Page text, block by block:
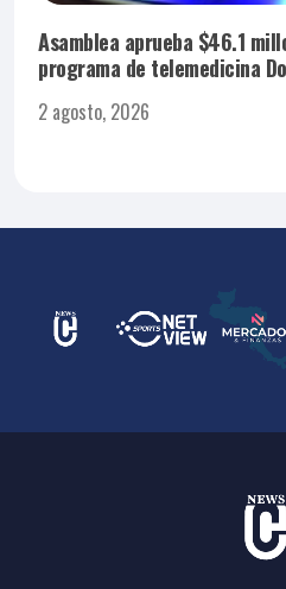
Asamblea aprueba $46.1
programa de telemedicina
2 agosto, 2026